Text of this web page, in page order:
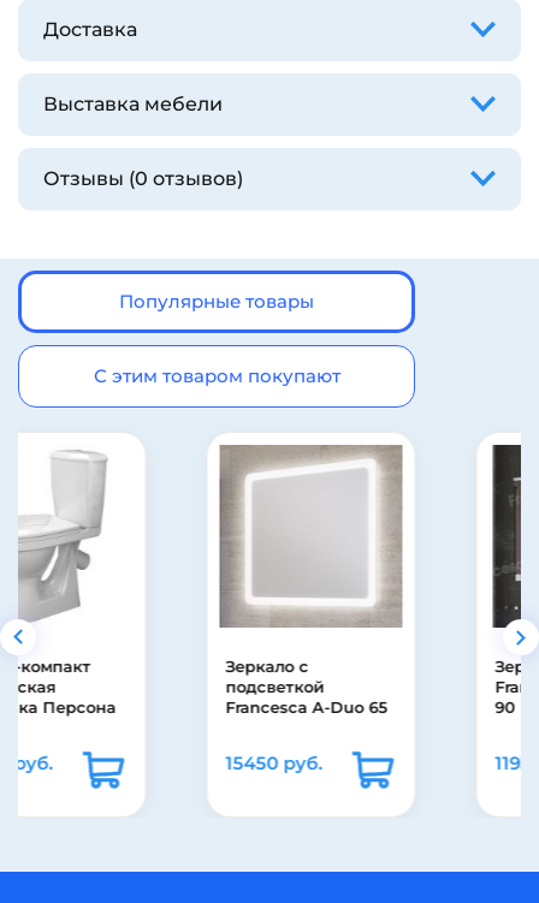
Доставка
Выставка мебели
Отзывы (0 отзывов)
Популярные товары
С этим товаром покупают
Зеркало с
подсветкой
Francesca A-Duo 65
15450 руб.
Francesca Форест
90 (3 створки)
11930 руб.